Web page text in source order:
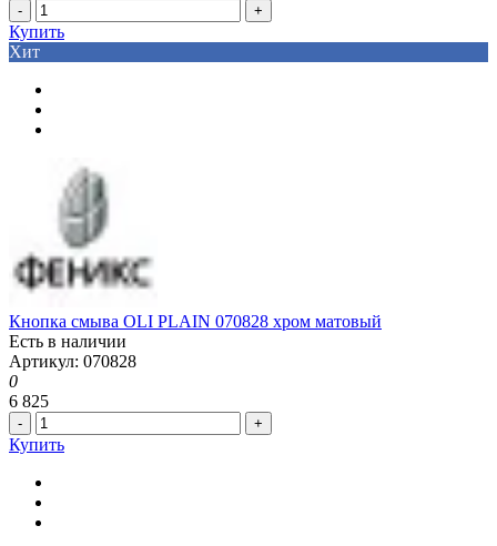
- +
Купить
Хит
Кнопка смыва OLI PLAIN 070828 хром матовый
Есть в наличии
Артикул: 070828
0
6 825
- +
Купить